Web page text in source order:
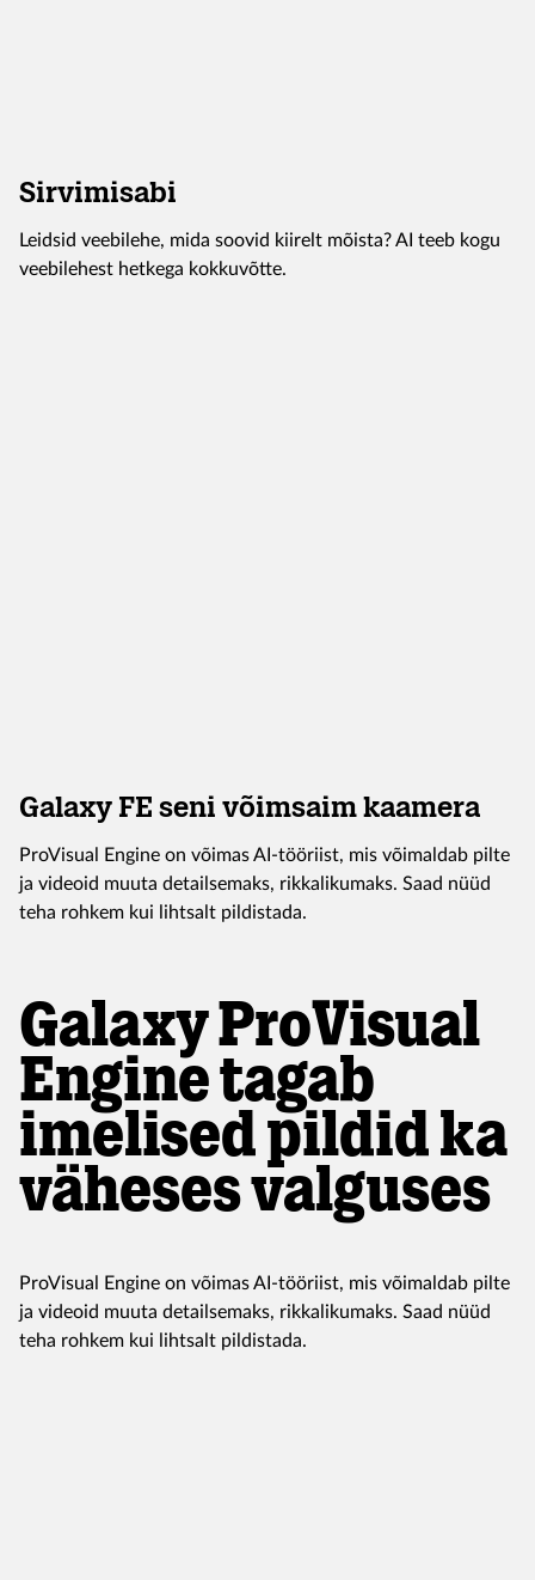
Sirvimisabi
Leidsid veebilehe, mida soovid kiirelt mõista? AI teeb kogu
veebilehest hetkega kokkuvõtte.
Galaxy FE seni võimsaim kaamera
ProVisual Engine on võimas AI-tööriist, mis võimaldab pilte
ja videoid muuta detailsemaks, rikkalikumaks. Saad nüüd
teha rohkem kui lihtsalt pildistada.
Galaxy ProVisual
Engine tagab
imelised pildid ka
väheses valguses
ProVisual Engine on võimas AI-tööriist, mis võimaldab pilte
ja videoid muuta detailsemaks, rikkalikumaks. Saad nüüd
teha rohkem kui lihtsalt pildistada.